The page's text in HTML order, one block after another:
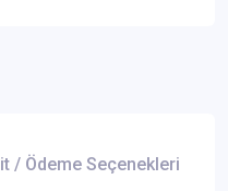
/ Ödeme Seçenekleri